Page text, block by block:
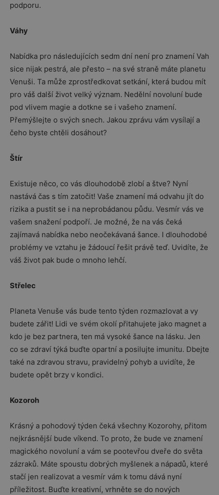
podporu.
Váhy
Nabídka pro následujících sedm dní není pro znamení Vah
sice nijak pestrá, ale přesto – na své straně máte planetu
Venuši. Ta může zprostředkovat setkání, která budou mít
pro váš další život velký význam. Nedělní novoluní bude
pod vlivem magie a dotkne se i vašeho znamení.
Přemýšlejte o svých snech. Jakou zprávu vám vysílají a
čeho byste chtěli dosáhout?
Štír
Existuje něco, co vás dlouhodobě zlobí a štve? Nyní
nastává čas s tím zatočit! Vaše znamení má odvahu jít do
rizika a pustit se i na neprobádanou půdu. Vesmír vás ve
vašem snažení podpoří. Je možné, že na vás čeká
zajímavá nabídka nebo neočekávaná šance. I dlouhodobé
problémy ve vztahu je žádoucí řešit právě teď. Uvidíte, že
váš život pak bude o mnoho lehčí.
Střelec
Planeta Venuše vás bude tento týden rozmazlovat a vy
budete zářit! Lidi ve svém okolí přitahujete jako magnet a
kdo je bez partnera, ten má vysoké šance na lásku. Jen
co se zdraví týká buďte opartní a posilujte imunitu. Dbejte
také na zdravou stravu, pravidelný pohyb a uvidíte, že
budete opět brzy v kondici.
Kozoroh
Krásný a pohodový týden čeká všechny Kozorohy, přitom
nejkrásnější bude víkend. To proto, že bude ve znamení
magického novoluní a vám se pootevřou dveře do světa
zázraků. Máte spoustu dobrých myšlenek a nápadů, které
stačí jen realizovat a vesmír vám k tomu dává nyní
příležitost. Buďte kreativní, vrhněte se do nových